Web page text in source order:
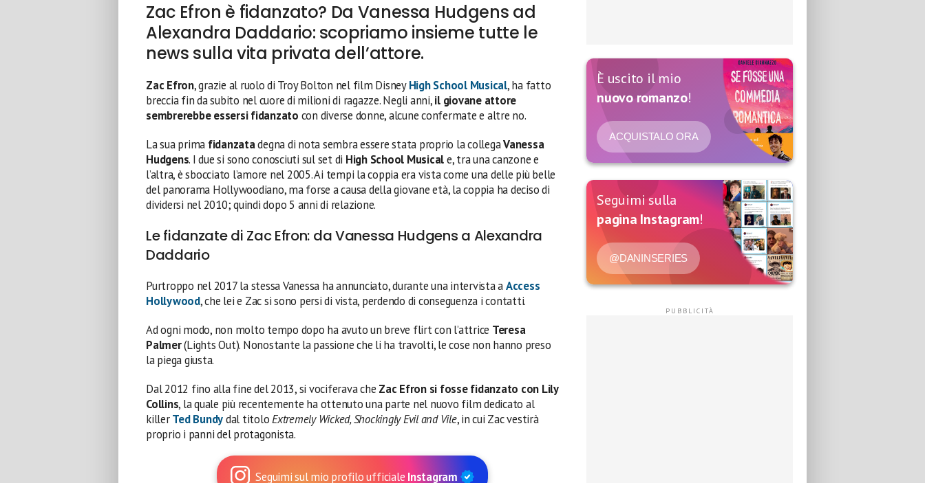
Zac Efron è fidanzato? Da Vanessa Hudgens ad
Alexandra Daddario: scopriamo insieme tutte le
news sulla vita privata dell’attore.
Zac Efron, grazie al ruolo di Troy Bolton nel film DisneyHigh School Musical, ha fatto
breccia fin da subito nel cuore di milioni di ragazze. Negli anni,il giovane attore
sembrerebbe essersi fidanzato con diverse donne, alcune confermate e altre no.
La sua prima fidanzatadegna di nota sembra essere stata proprio la collegaVanessa
Hudgens. I due si sono conosciuti sul set di High School Musicale, tra una canzone e
l’altra, è sbocciato l’amore nel 2005. Ai tempi la coppia era vista come una delle più belle
del panorama Hollywoodiano, ma forse a causa della giovane età, la coppia ha deciso di
dividersi nel 2010; quindi dopo 5 anni di relazione.
Le fidanzate di Zac Efron: da Vanessa Hudgens a Alexandra
Daddario
Purtroppo nel 2017 la stessa Vanessa ha annunciato, durante una intervista aAccess
Hollywood, che lei e Zac si sono persi di vista, perdendo di conseguenza i contatti.
Ad ogni modo, non molto tempo dopo ha avuto un breve flirt con l’attrice Teresa
Palmer(Lights Out). Nonostante la passione che li ha travolti, le cose non hanno preso
la piega giusta.
Dal 2012 fino alla fine del 2013, si vociferava che Zac Efron si fosse fidanzato con Lily
Collins, la quale più recentemente ha ottenuto una parte nel nuovo film dedicato al
killerTed Bundydal titoloExtremely Wicked, Shockingly Evil and Vile, in cui Zac vestirà
proprio i panni del protagonista.
Seguimi sul mio profilo ufficiale Instagram
È uscito il mio
nuovo romanzo!
ACQUISTALO ORA
Seguimi sulla
pagina Instagram!
@DANINSERIES